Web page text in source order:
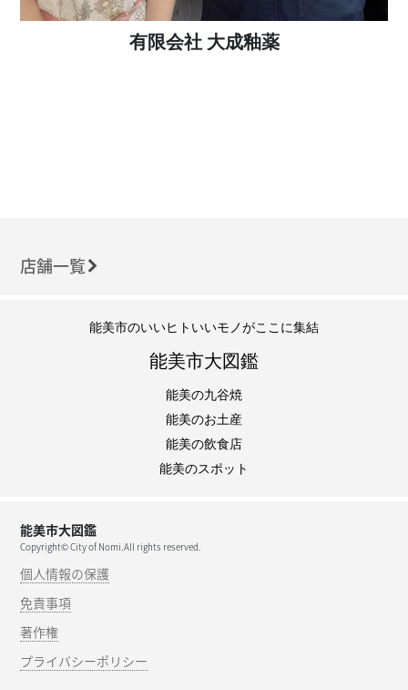
有限会社 大成釉薬
店舗一覧
能美市のいいヒトいいモノがここに集結
能美市大図鑑
能美の九谷焼
能美のお土産
能美の飲食店
能美のスポット
能美市大図鑑
Copyright© City of Nomi.All rights reserved.
個人情報の保護
免責事項
著作権
プライバシーポリシー